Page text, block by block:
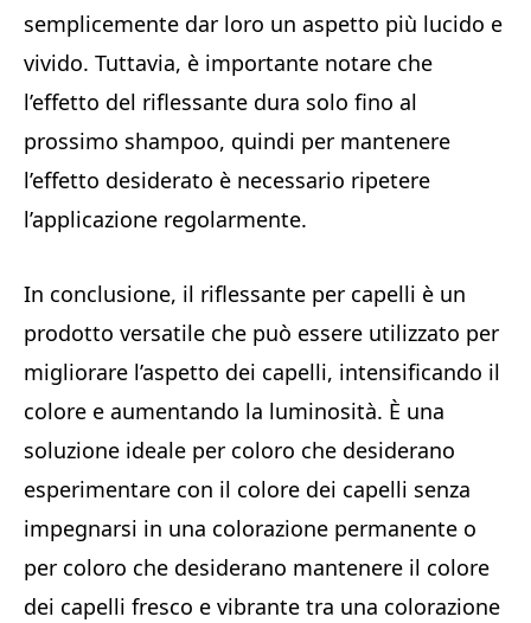
semplicemente dar loro un aspetto più lucido e
vivido. Tuttavia, è importante notare che
l’effetto del riflessante dura solo fino al
prossimo shampoo, quindi per mantenere
l’effetto desiderato è necessario ripetere
l’applicazione regolarmente.
In conclusione, il riflessante per capelli è un
prodotto versatile che può essere utilizzato per
migliorare l’aspetto dei capelli, intensificando il
colore e aumentando la luminosità. È una
soluzione ideale per coloro che desiderano
esperimentare con il colore dei capelli senza
impegnarsi in una colorazione permanente o
per coloro che desiderano mantenere il colore
dei capelli fresco e vibrante tra una colorazione